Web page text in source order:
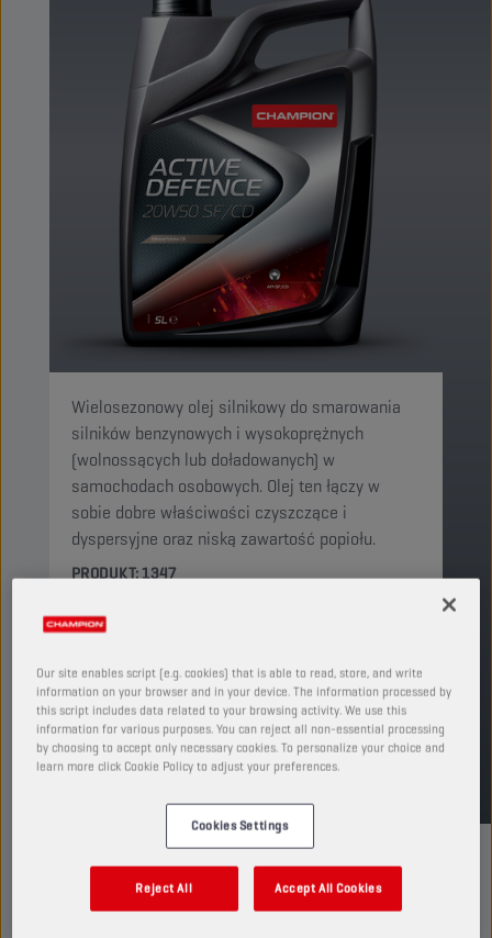
Wielosezonowy olej silnikowy do smarowania
silników benzynowych i wysokoprężnych
(wolnossących lub doładowanych) w
samochodach osobowych. Olej ten łączy w
sobie dobre właściwości czyszczące i
dyspersyjne oraz niską zawartość popiołu.
PRODUKT: 1347
ZNAJDŹ PUNKT SPRZEDAŻY
TDS MSDS
Our site enables script (e.g. cookies) that is able to read, store, and write
information on your browser and in your device. The information processed by
this script includes data related to your browsing activity. We use this
information for various purposes. You can reject all non-essential processing
by choosing to accept only necessary cookies. To personalize your choice and
learn more click Cookie Policy to adjust your preferences.
Cookies Settings
Reject All Accept All Cookies